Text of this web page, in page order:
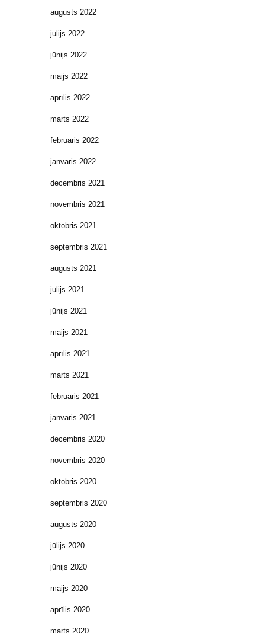
augusts 2022
jūlijs 2022
jūnijs 2022
maijs 2022
aprīlis 2022
marts 2022
februāris 2022
janvāris 2022
decembris 2021
novembris 2021
oktobris 2021
septembris 2021
augusts 2021
jūlijs 2021
jūnijs 2021
maijs 2021
aprīlis 2021
marts 2021
februāris 2021
janvāris 2021
decembris 2020
novembris 2020
oktobris 2020
septembris 2020
augusts 2020
jūlijs 2020
jūnijs 2020
maijs 2020
aprīlis 2020
marts 2020